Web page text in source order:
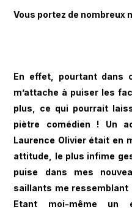
Vous portez de nombreux
En effet, pourtant dans
m’attache à puiser les
plus, ce qui pourrait
piètre comédien ! Un
Laurence Olivier était en
attitude, le plus infime
puise dans mes
saillants me ressemblant
Etant moi-même